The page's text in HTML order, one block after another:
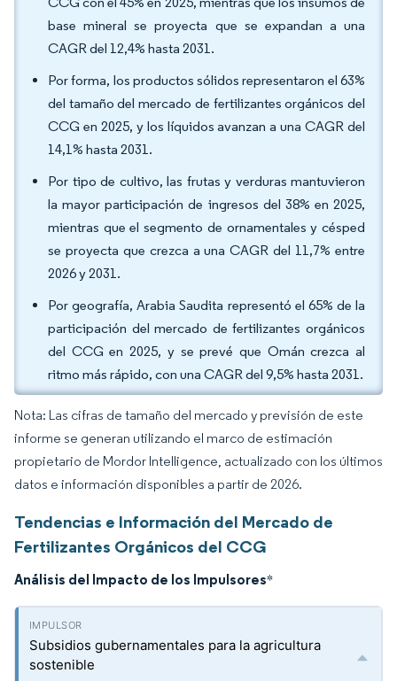
base mineral se proyecta que se expandan a una
CAGR del 12,4% hasta 2031.
Por forma, los productos sólidos representaron el 63%
del tamaño del mercado de fertilizantes orgánicos del
CCG en 2025, y los líquidos avanzan a una CAGR del
14,1% hasta 2031.
Por tipo de cultivo, las frutas y verduras mantuvieron
la mayor participación de ingresos del 38% en 2025,
mientras que el segmento de ornamentales y césped
se proyecta que crezca a una CAGR del 11,7% entre
2026 y 2031.
Por geografía, Arabia Saudita representó el 65% de la
participación del mercado de fertilizantes orgánicos
del CCG en 2025, y se prevé que Omán crezca al
ritmo más rápido, con una CAGR del 9,5% hasta 2031.
Nota: Las cifras de tamaño del mercado y previsión de este
informe se generan utilizando el marco de estimación
propietario de Mordor Intelligence, actualizado con los últimos
datos e información disponibles a partir de 2026.
Tendencias e Información del Mercado de
Fertilizantes Orgánicos del CCG
Análisis del Impacto de los Impulsores*
Subsidios gubernamentales para la agricultura
sostenible